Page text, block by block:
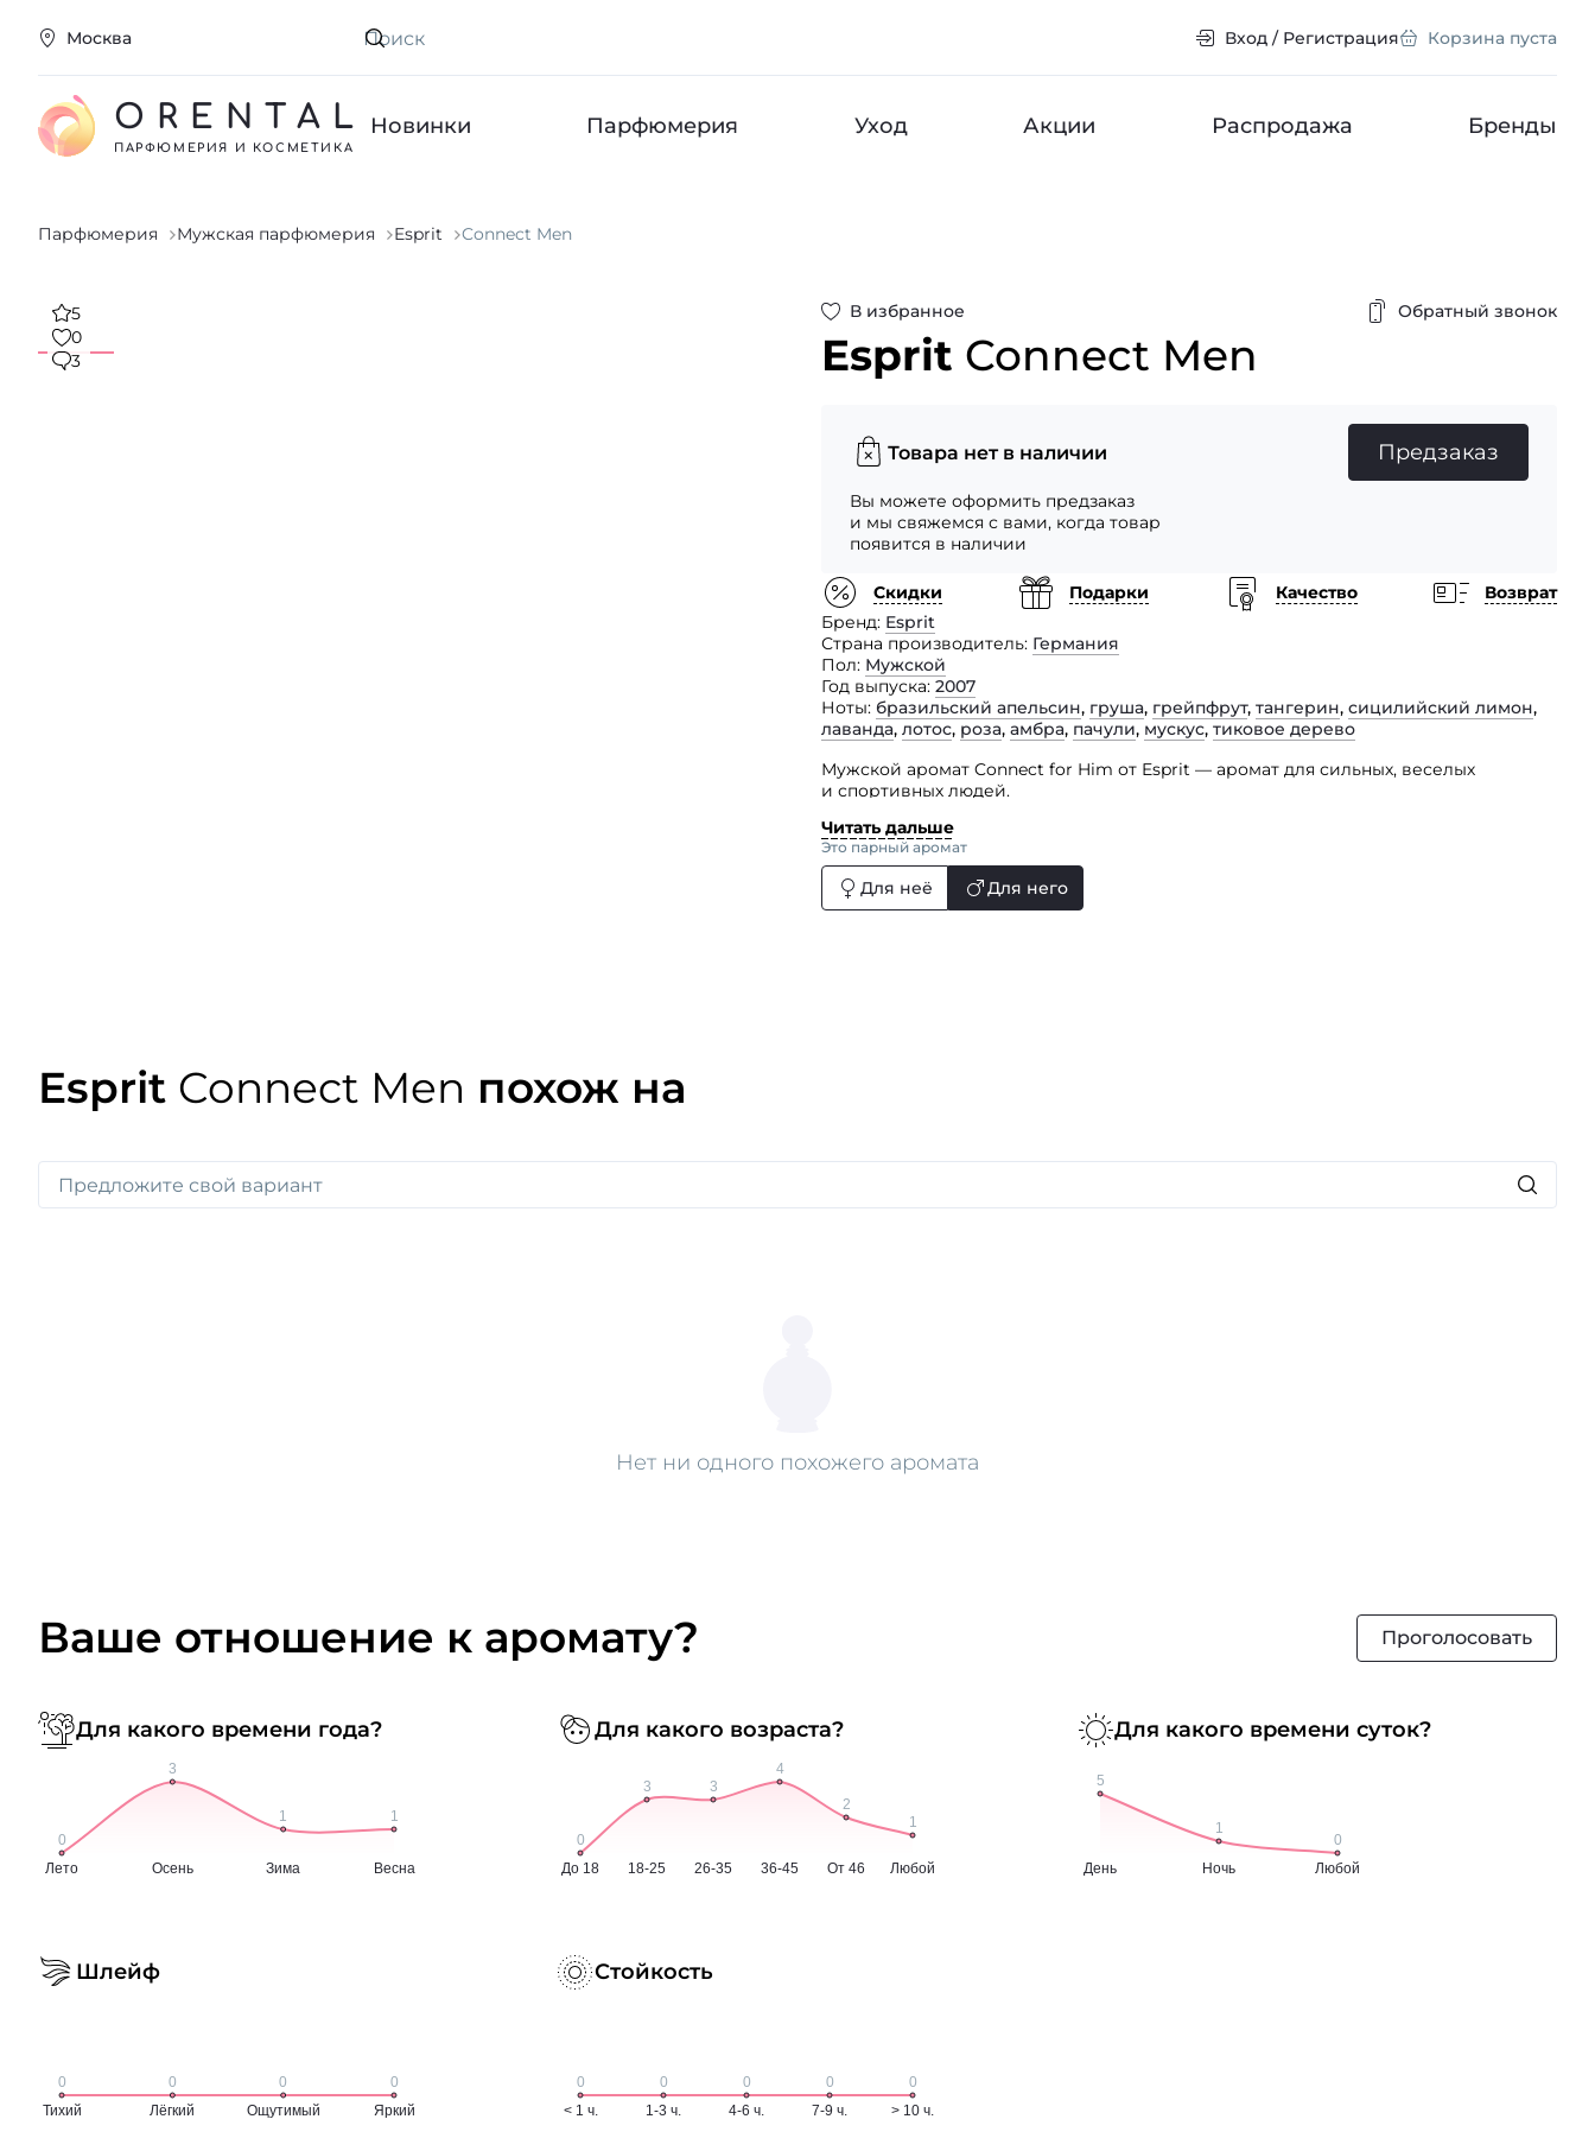
Москва Искать Вход / Регистрация Корзина пуста
ORENTAL
ПАРФЮМЕРИЯ И КОСМЕТИКА
Новинки Парфюмерия Уход Акции Распродажа Бренды
Парфюмерия Мужская парфюмерия Esprit Connect Men
В избранное Обратный звонок
Esprit Connect Men
5
0
3
Товара нет в наличии
Вы можете оформить предзаказ
и мы свяжемся с вами, когда товар
появится в наличии
Предзаказ
Скидки Подарки Качество
Возврат
Бренд Esprit
Страна производитель Германия
Пол Мужской
Год выпуска 2007
Ноты бразильский апельсин, груша, грейпфрут, тангерин, сицилийский лимон,
лаванда, лотос, роза, амбра, пачули, мускус, тиковое дерево
Мужской аромат Connect for Him от Esprit — аромат для сильных, веселых
и спортивных людей.
Парфюм дарит Вам прохладную морскую свежесть, и в пылу горячего спора,
и в теплой дружной компании. Композиция: Бразильский апельсин,
Калифорнийский грейпфрут, Сицилийский лимон, мандарин, груша «Наши»,
лаванда, роза, лотос, оттенки морского бриза, тиковая древесина из Индонезии,
пачули, амбра, мускус.
Читать дальше
Это парный аромат
Для неё Для него
Esprit Connect Men похож на
Нет ни одного похожего аромата
Ваше отношение к аромату? Проголосовать
Для какого времени года? Для какого возраста? Для какого времени суток?
Шлейф Стойкость